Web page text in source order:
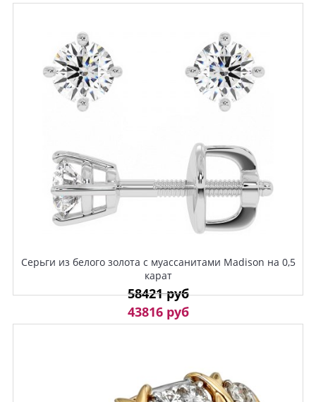
Серьги из белого золота с муассанитами Madison на 0,5
карат
58421 руб
43816 руб